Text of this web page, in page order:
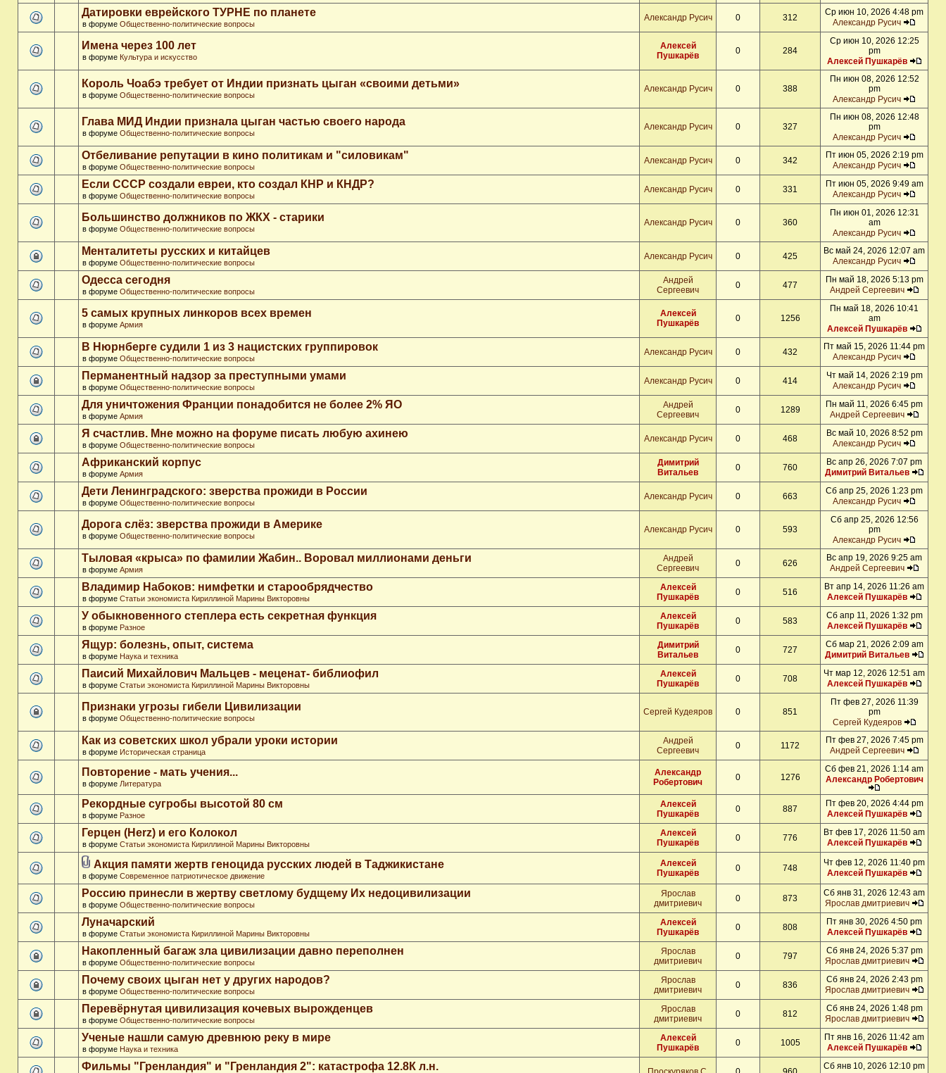
Датировки еврейского ТУРНЕ по планете
в форуме Общественно-политические вопросы
Александр Русич 0 312
Ср июн 10, 2026 4:48 pm
Александр Русич
Имена через 100 лет
в форуме Культура и искусство
Алексей
Пушкарёв
0 284
Ср июн 10, 2026 12:25
pm
Алексей Пушкарёв
Король Чоабэ требует от Индии признать цыган «своими детьми»
в форуме Общественно-политические вопросы
Александр Русич 0 388
Пн июн 08, 2026 12:52
pm
Александр Русич
Глава МИД Индии признала цыган частью своего народа
в форуме Общественно-политические вопросы
Александр Русич 0 327
Пн июн 08, 2026 12:48
pm
Александр Русич
Отбеливание репутации в кино политикам и "силовикам"
в форуме Общественно-политические вопросы
Александр Русич 0 342
Пт июн 05, 2026 2:19 pm
Александр Русич
Если СССР создали евреи, кто создал КНР и КНДР?
в форуме Общественно-политические вопросы
Александр Русич 0 331
Пт июн 05, 2026 9:49 am
Александр Русич
Большинство должников по ЖКХ - старики
в форуме Общественно-политические вопросы
Александр Русич 0 360
Пн июн 01, 2026 12:31
am
Александр Русич
Менталитеты русских и китайцев
в форуме Общественно-политические вопросы
Александр Русич 0 425
Вс май 24, 2026 12:07 am
Александр Русич
Одесса сегодня
в форуме Общественно-политические вопросы
Андрей
Сергеевич
0 477
Пн май 18, 2026 5:13 pm
Андрей Сергеевич
5 самых крупных линкоров всех времен
в форуме Армия
Алексей
Пушкарёв
0 1256
Пн май 18, 2026 10:41
am
Алексей Пушкарёв
В Нюрнберге судили 1 из 3 нацистских группировок
в форуме Общественно-политические вопросы
Александр Русич 0 432
Пт май 15, 2026 11:44 pm
Александр Русич
Перманентный надзор за преступными умами
в форуме Общественно-политические вопросы
Александр Русич 0 414
Чт май 14, 2026 2:19 pm
Александр Русич
Для уничтожения Франции понадобится не более 2% ЯО
в форуме Армия
Андрей
Сергеевич
0 1289
Пн май 11, 2026 6:45 pm
Андрей Сергеевич
Я счастлив. Мне можно на форуме писать любую ахинею
в форуме Общественно-политические вопросы
Александр Русич 0 468
Вс май 10, 2026 8:52 pm
Александр Русич
Африканский корпус
в форуме Армия
Димитрий
Витальев
0 760
Вс апр 26, 2026 7:07 pm
Димитрий Витальев
Дети Ленинградского: зверства прожиди в России
в форуме Общественно-политические вопросы
Александр Русич 0 663
Сб апр 25, 2026 1:23 pm
Александр Русич
Дорога слёз: зверства прожиди в Америке
в форуме Общественно-политические вопросы
Александр Русич 0 593
Сб апр 25, 2026 12:56
pm
Александр Русич
Тыловая «крыса» по фамилии Жабин.. Воровал миллионами деньги
в форуме Армия
Андрей
Сергеевич
0 626
Вс апр 19, 2026 9:25 am
Андрей Сергеевич
Владимир Набоков: нимфетки и старообрядчество
в форуме Статьи экономиста Кириллиной Марины Викторовны
Алексей
Пушкарёв
0 516
Вт апр 14, 2026 11:26 am
Алексей Пушкарёв
У обыкновенного степлера есть секретная функция
в форуме Разное
Алексей
Пушкарёв
0 583
Сб апр 11, 2026 1:32 pm
Алексей Пушкарёв
Ящур: болезнь, опыт, система
в форуме Наука и техника
Димитрий
Витальев
0 727
Сб мар 21, 2026 2:09 am
Димитрий Витальев
Паисий Михайлович Мальцев - меценат- библиофил
в форуме Статьи экономиста Кириллиной Марины Викторовны
Алексей
Пушкарёв
0 708
Чт мар 12, 2026 12:51 am
Алексей Пушкарёв
Признаки угрозы гибели Цивилизации
в форуме Общественно-политические вопросы
Сергей Кудеяров 0 851
Пт фев 27, 2026 11:39
pm
Сергей Кудеяров
Как из советских школ убрали уроки истории
в форуме Историческая страница
Андрей
Сергеевич
0 1172
Пт фев 27, 2026 7:45 pm
Андрей Сергеевич
Повторение - мать учения...
в форуме Литература
Александр
Робертович
0 1276
Сб фев 21, 2026 1:14 am
Александр Робертович
Рекордные сугробы высотой 80 см
в форуме Разное
Алексей
Пушкарёв
0 887
Пт фев 20, 2026 4:44 pm
Алексей Пушкарёв
Герцен (Herz) и его Колокол
в форуме Статьи экономиста Кириллиной Марины Викторовны
Алексей
Пушкарёв
0 776
Вт фев 17, 2026 11:50 am
Алексей Пушкарёв
Акция памяти жертв геноцида русских людей в Таджикистане
в форуме Современное патриотическое движение
Алексей
Пушкарёв
0 748
Чт фев 12, 2026 11:40 pm
Алексей Пушкарёв
Россию принесли в жертву светлому будщему Их недоцивилизации
в форуме Общественно-политические вопросы
Ярослав
дмитриевич
0 873
Сб янв 31, 2026 12:43 am
Ярослав дмитриевич
Луначарский
в форуме Статьи экономиста Кириллиной Марины Викторовны
Алексей
Пушкарёв
0 808
Пт янв 30, 2026 4:50 pm
Алексей Пушкарёв
Накопленный багаж зла цивилизации давно переполнен
в форуме Общественно-политические вопросы
Ярослав
дмитриевич
0 797
Сб янв 24, 2026 5:37 pm
Ярослав дмитриевич
Почему своих цыган нет у других народов?
в форуме Общественно-политические вопросы
Ярослав
дмитриевич
0 836
Сб янв 24, 2026 2:43 pm
Ярослав дмитриевич
Перевёрнутая цивилизация кочевых вырожденцев
в форуме Общественно-политические вопросы
Ярослав
дмитриевич
0 812
Сб янв 24, 2026 1:48 pm
Ярослав дмитриевич
Ученые нашли самую древнюю реку в мире
в форуме Наука и техника
Алексей
Пушкарёв
0 1005
Пт янв 16, 2026 11:42 am
Алексей Пушкарёв
Фильмы "Гренландия" и "Гренландия 2": катастрофа 12.8К л.н.
Сб янв 10, 2026 12:10 pm